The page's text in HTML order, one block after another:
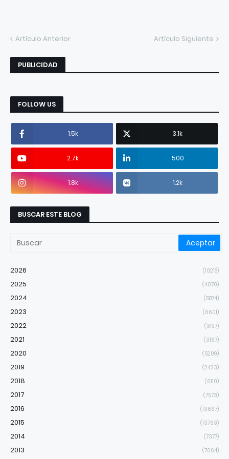
Artículo Anterior Artículo Siguiente
PUBLICIDAD
FOLLOW US
1.5k 3.1k
2.7k 500
1.8k 1.2k
BUSCAR ESTE BLOG
2026 (10218)
2025 (4070)
2024 (5874)
2023 (6601)
2022 (3197)
2021 (3167)
2020 (5209)
2019 (2423)
2018 (6110)
2017 (7573)
2016 (13667)
2015 (13763)
2014 (7377)
2013 (7064)